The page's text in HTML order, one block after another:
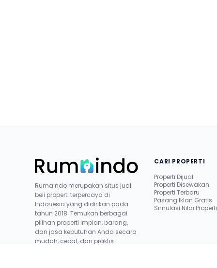
Rumaindo merupakan situs jual
beli properti terpercaya di
Indonesia yang didirikan pada
tahun 2018. Temukan berbagai
pilihan properti impian, barang,
dan jasa kebutuhan Anda secara
mudah, cepat, dan praktis
CARI PROPERTI
Properti Dijual
Properti Disewakan
Properti Terbaru
Pasang Iklan Gratis
Simulasi Nilai Properti